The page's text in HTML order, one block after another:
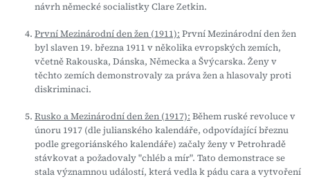
návrh německé socialistky Clare Zetkin.
První Mezinárodní den žen (1911): První Mezinárodní den žen
byl slaven 19. března 1911 v několika evropských zemích,
včetně Rakouska, Dánska, Německa a Švýcarska. Ženy v
těchto zemích demonstrovaly za práva žen a hlasovaly proti
diskriminaci.
Rusko a Mezinárodní den žen (1917): Během ruské revoluce v
únoru 1917 (dle julianského kalendáře, odpovídající březnu
podle gregoriánského kalendáře) začaly ženy v Petrohradě
stávkovat a požadovaly "chléb a mír". Tato demonstrace se
stala významnou událostí, která vedla k pádu cara a vytvoření